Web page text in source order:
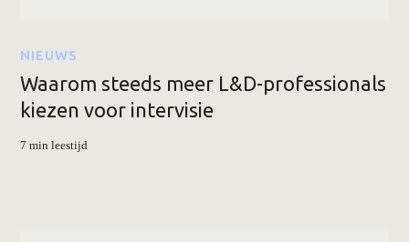
NIEUWS
Waarom steeds meer L&D-professionals
kiezen voor intervisie
7 min leestijd